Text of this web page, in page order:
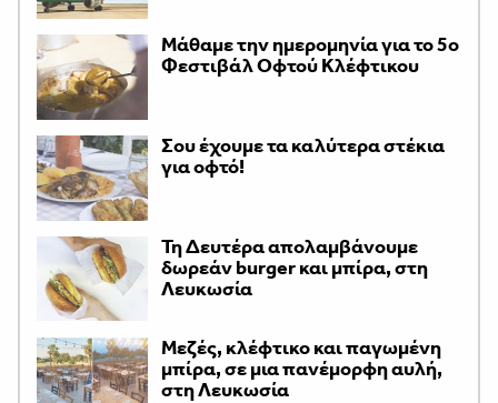
Μάθαμε την ημερομηνία για το 5ο
Φεστιβάλ Οφτού Κλέφτικου
Σου έχουμε τα καλύτερα στέκια
για οφτό!
Τη Δευτέρα απολαμβάνουμε
δωρεάν burger και μπίρα, στη
Λευκωσία
Μεζές, κλέφτικο και παγωμένη
μπίρα, σε μια πανέμορφη αυλή,
στη Λευκωσία